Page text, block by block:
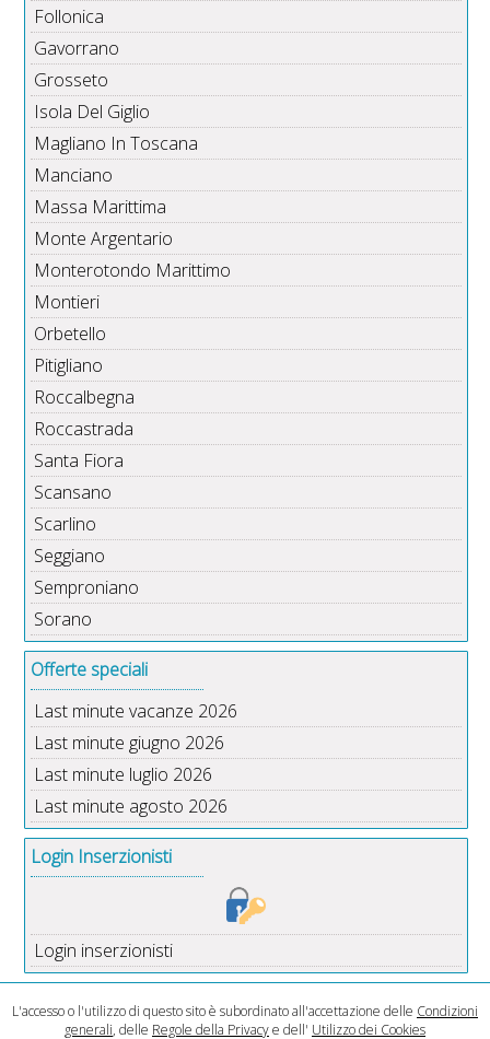
Follonica
Gavorrano
Grosseto
Isola Del Giglio
Magliano In Toscana
Manciano
Massa Marittima
Monte Argentario
Monterotondo Marittimo
Montieri
Orbetello
Pitigliano
Roccalbegna
Roccastrada
Santa Fiora
Scansano
Scarlino
Seggiano
Semproniano
Sorano
Offerte speciali
Last minute vacanze 2026
Last minute giugno 2026
Last minute luglio 2026
Last minute agosto 2026
Login Inserzionisti
Login inserzionisti
L'accesso o l'utilizzo di questo sito è subordinato all'accettazione delle Condizioni
generali, delle Regole della Privacye dell' Utilizzo dei Cookies